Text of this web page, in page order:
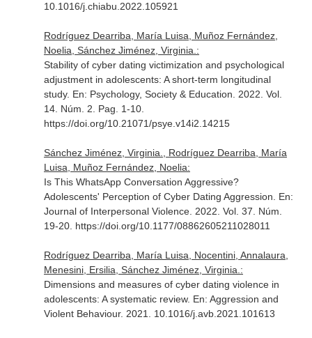
10.1016/j.chiabu.2022.105921
Rodríguez Dearriba, María Luisa, Muñoz Fernández,
Noelia, Sánchez Jiménez, Virginia.:
Stability of cyber dating victimization and psychological
adjustment in adolescents: A short-term longitudinal
study. En: Psychology, Society & Education . 2022. Vol.
14. Núm. 2. Pag. 1-10.
https://doi.org/10.21071/psye.v14i2.14215
Sánchez Jiménez, Virginia., Rodríguez Dearriba, María
Luisa, Muñoz Fernández, Noelia:
Is This WhatsApp Conversation Aggressive?
Adolescents' Perception of Cyber Dating Aggression. En:
Journal of Interpersonal Violence. 2022. Vol. 37. Núm.
19-20. https://doi.org/10.1177/08862605211028011
Rodríguez Dearriba, María Luisa, Nocentini, Annalaura,
Menesini, Ersilia, Sánchez Jiménez, Virginia.:
Dimensions and measures of cyber dating violence in
adolescents: A systematic review. En: Aggression and
Violent Behaviour. 2021. 10.1016/j.avb.2021.101613